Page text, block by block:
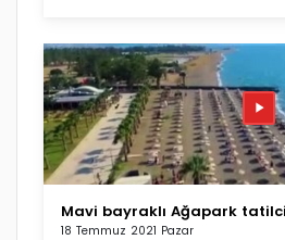
Mavi bayraklı Ağapark
18 Temmuz 2021 Pazar